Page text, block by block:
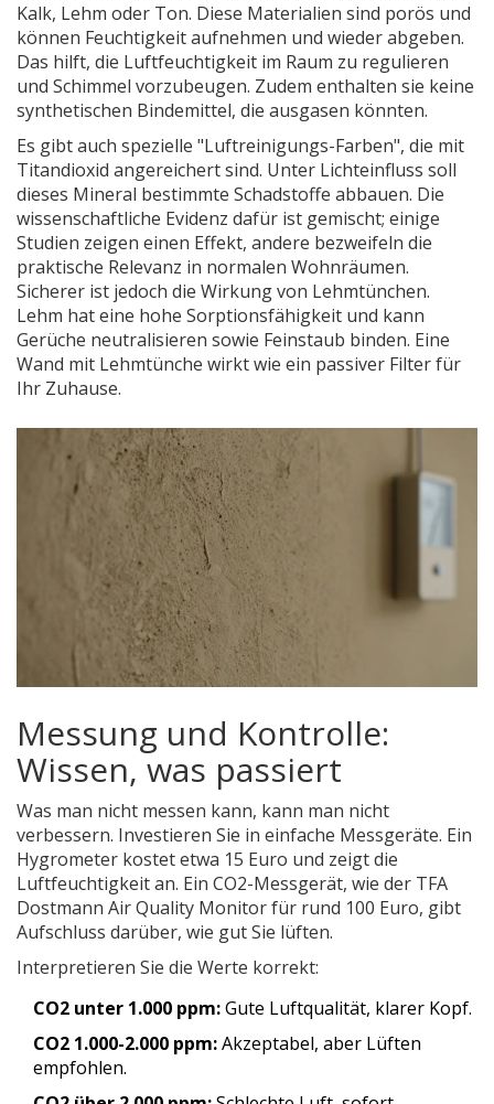
Kalk, Lehm oder Ton. Diese Materialien sind porös und
können Feuchtigkeit aufnehmen und wieder abgeben.
Das hilft, die Luftfeuchtigkeit im Raum zu regulieren
und Schimmel vorzubeugen. Zudem enthalten sie keine
synthetischen Bindemittel, die ausgasen könnten.
Es gibt auch spezielle "Luftreinigungs-Farben", die mit
Titandioxid angereichert sind. Unter Lichteinfluss soll
dieses Mineral bestimmte Schadstoffe abbauen. Die
wissenschaftliche Evidenz dafür ist gemischt; einige
Studien zeigen einen Effekt, andere bezweifeln die
praktische Relevanz in normalen Wohnräumen.
Sicherer ist jedoch die Wirkung von Lehmtünchen.
Lehm hat eine hohe Sorptionsfähigkeit und kann
Gerüche neutralisieren sowie Feinstaub binden. Eine
Wand mit Lehmtünche wirkt wie ein passiver Filter für
Ihr Zuhause.
Messung und Kontrolle:
Wissen, was passiert
Was man nicht messen kann, kann man nicht
verbessern. Investieren Sie in einfache Messgeräte. Ein
Hygrometer kostet etwa 15 Euro und zeigt die
Luftfeuchtigkeit an. Ein CO2-Messgerät, wie der TFA
Dostmann Air Quality Monitor für rund 100 Euro, gibt
Aufschluss darüber, wie gut Sie lüften.
Interpretieren Sie die Werte korrekt:
CO2 unter 1.000 ppm:Gute Luftqualität, klarer Kopf.
CO2 1.000-2.000 ppm:Akzeptabel, aber Lüften
empfohlen.